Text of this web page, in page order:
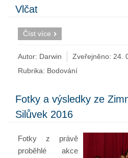
Vlčat
Číst více
Autor: Darwin Zveřejněno:24.
Rubrika: Bodování
Fotky a výsledky ze
Silůvek 2016
Fotky z právě
proběhlé akce